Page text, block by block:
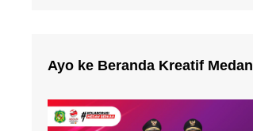
Ayo ke Beranda Kreatif Medan